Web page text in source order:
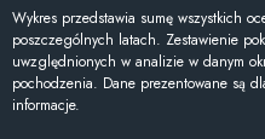
Wykres przedstawia sumę wszystkich
poszczególnych latach. Zestawienie
uwzględnionych w analizie w danym
pochodzenia. Dane prezentowane są
informacje.